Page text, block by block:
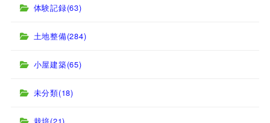
体験記録(63)
土地整備(284)
小屋建築(65)
未分類(18)